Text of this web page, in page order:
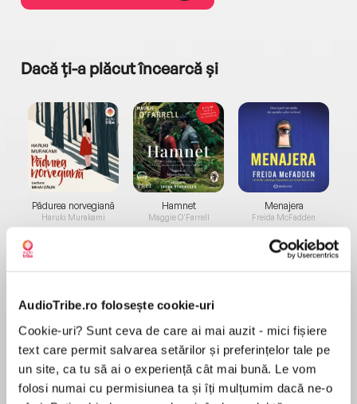
AudioTribe.ro folosește cookie-uri
Cookie-uri? Sunt ceva de care ai mai auzit - mici fișiere
text care permit salvarea setărilor și preferințelor tale pe
un site, ca tu să ai o experiență cât mai bună. Le vom
folosi numai cu permisiunea ta și îți mulțumim dacă ne-o
Dacă ți-a plăcut încearcă și
Pădurea norvegiană
Haruki Murakami
Elita de Argint (Elita
de...
Dani Francis
Hamnet
Maggie O'Farrell
Diavolul se îmbracă de
la...
Lauren Weisberger
Menajera
Freida McFadden
Migdală
Sohn Won-pyung